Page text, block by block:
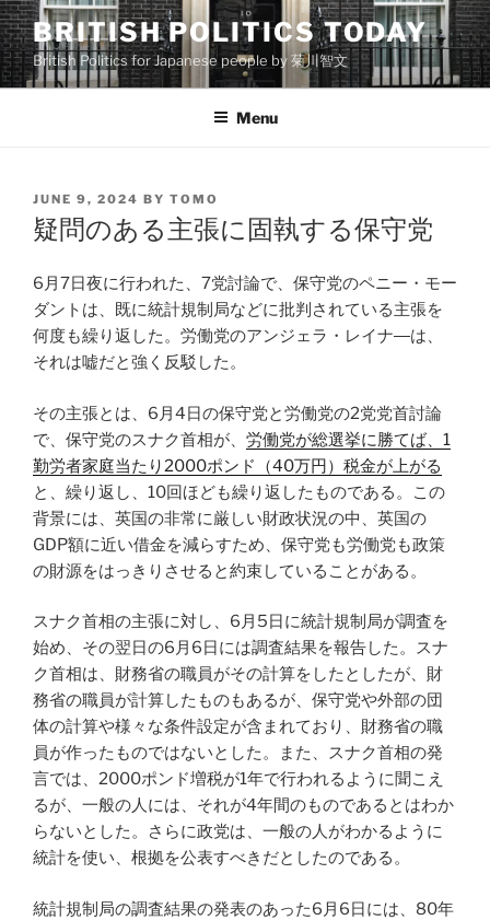
Skip
to
content
BRITISH POLITICS TODAY
British Politics for Japanese people by 菊川智文
Menu
POSTED
ON
JUNE 9, 2024 BY TOMO
疑問のある主張に固執する保守党
6月7日夜に行われた、7党討論で、保守党のペニー・モー
ダントは、既に統計規制局などに批判されている主張を
何度も繰り返した。労働党のアンジェラ・レイナ―は、
それは嘘だと強く反駁した。
その主張とは、6月4日の保守党と労働党の2党党首討論
で、保守党のスナク首相が、 労働党が総選挙に勝てば、1
勤労者家庭当たり2000ポンド（40万円）税金が上がる
と、繰り返し、10回ほども繰り返したものである。この
背景には、英国の非常に厳しい財政状況の中、英国の
GDP額に近い借金を減らすため、保守党も労働党も政策
の財源をはっきりさせると約束していることがある。
スナク首相の主張に対し、6月5日に統計規制局が調査を
始め、その翌日の6月6日には調査結果を報告した。スナ
ク首相は、財務省の職員がその計算をしたとしたが、財
務省の職員が計算したものもあるが、保守党や外部の団
体の計算や様々な条件設定が含まれており、財務省の職
員が作ったものではないとした。また、スナク首相の発
言では、2000ポンド増税が1年で行われるように聞こえ
るが、一般の人には、それが4年間のものであるとはわか
らないとした。さらに政党は、一般の人がわかるように
統計を使い、根拠を公表すべきだとしたのである。
統計規制局の調査結果の発表のあった6月6日には、80年